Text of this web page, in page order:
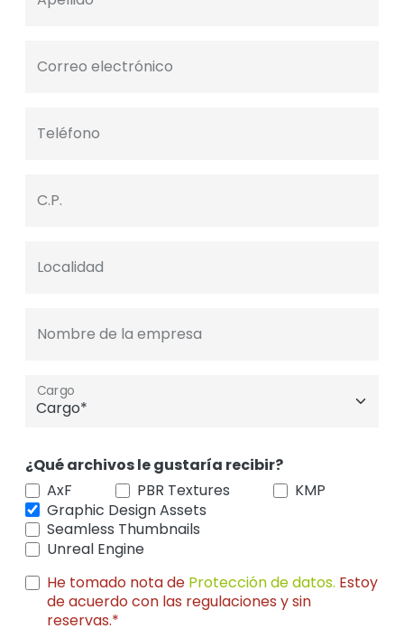
Correo electrónico
Teléfono
C.P.
Localidad
Nombre de la empresa
Cargo
¿Qué archivos le gustaría recibir?
AxF
PBR Textures
KMP
Graphic Design Assets
Seamless Thumbnails
Unreal Engine
He tomado nota de Protección de datos. Estoy
de acuerdo con las regulaciones y sin
reservas.*